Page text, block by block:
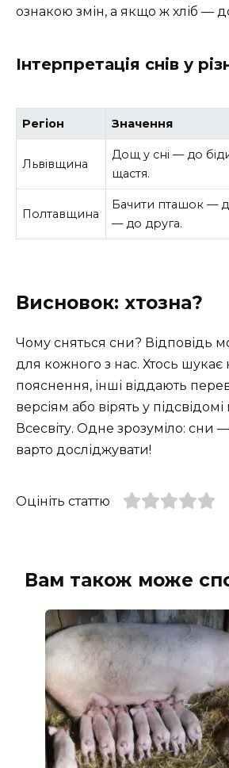
ознакою змін, а якщо ж хліб —
Інтерпретація снів у
Регіон Значення
Львівщина
Дощ у сні — до
щастя.
Полтавщина
Бачити пташок —
— до друга.
Висновок: хтозна?
Чому сняться сни? Відповідь
для кожного з нас. Хтось шукає
пояснення, інші віддають
версіям або вірять у
Всесвіту. Одне зрозуміло: сни
варто досліджувати!
Оцініть статтю
Вам також може